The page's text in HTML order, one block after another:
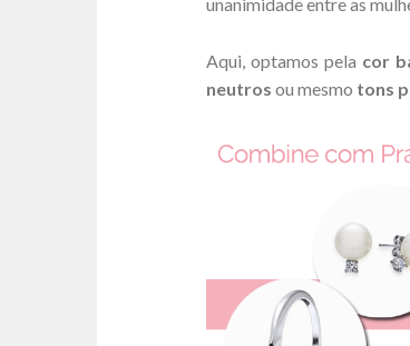
unanimidade entre as
Aqui, optamos pela cor
neutros ou mesmo tons